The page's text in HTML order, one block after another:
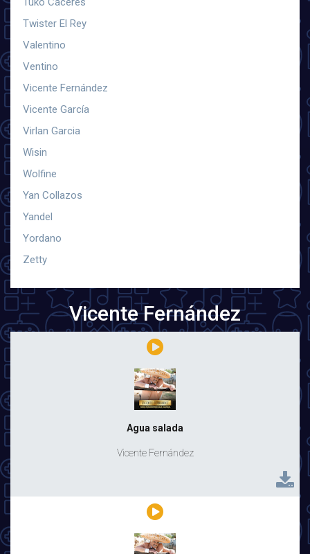
Twister El Rey
Valentino
Ventino
Vicente Fernández
Vicente García
Virlan Garcia
Wisin
Wolfine
Yan Collazos
Yandel
Yordano
Zetty
Vicente Fernández
Agua salada
Vicente Fernández